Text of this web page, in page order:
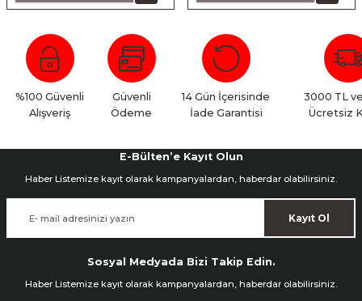
Setleri
%100 Güvenli
Alışveriş
Güvenli
Ödeme
14 Gün İçerisinde
İade Garantisi
3000 TL
Ücretsiz
E-Bülten’e Kayıt Olun
Haber Listemize kayıt olarak kampanyalardan, haberdar olabilirsiniz.
Kayıt Ol
Sosyal Medyada Bizi Takip Edin.
Haber Listemize kayıt olarak kampanyalardan, haberdar olabilirsiniz.